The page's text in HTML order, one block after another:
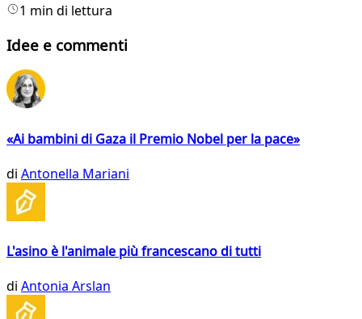
1 min di lettura
Idee e commenti
«Ai bambini di Gaza il Premio Nobel per la pace»
di Antonella Mariani
L'asino è l'animale più francescano di tutti
di Antonia Arslan